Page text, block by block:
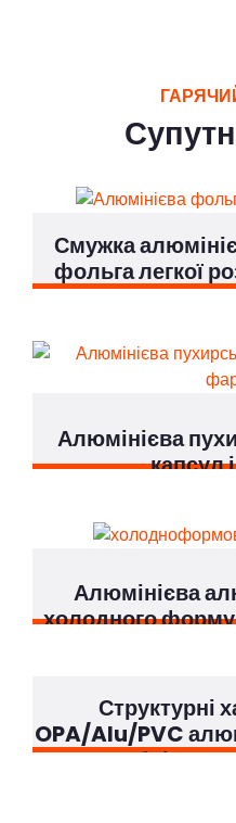
Смужка
фольга легкої
Алюмінієва
капсул
Алюмінієва
холодного
Структурні
OPA/Alu/PVC